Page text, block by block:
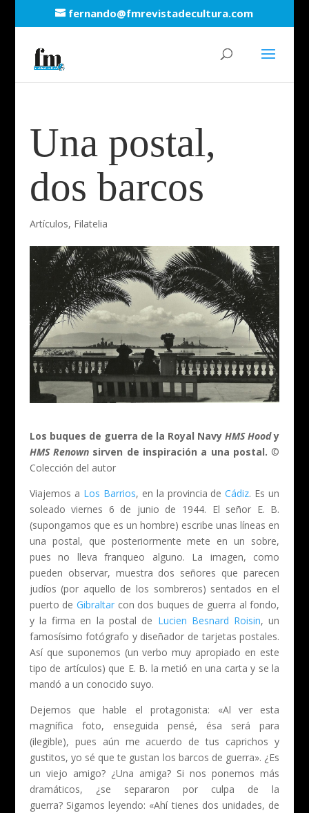
fernando@fmrevistadecultura.com
Una postal,
dos barcos
Artículos, Filatelia
Los buques de guerra de la Royal NavyHMS Hoody
HMS Renownsirven de inspiración a una postal.©
Colección del autor
Viajemos a Los Barrios, en la provincia deCádiz. Es un
soleado viernes 6 de junio de 1944. El señor E. B.
(supongamos que es un hombre) escribe unas líneas en
una postal, que posteriormente mete en un sobre,
pues no lleva franqueo alguno. La imagen, como
pueden observar, muestra dos señores que parecen
judíos (por aquello de los sombreros) sentados en el
puerto de Gibraltarcon dos buques de guerra al fondo,
y la firma en la postal de Lucien Besnard Roisin, un
famosísimo fotógrafo y diseñador de tarjetas postales.
Así que suponemos (un verbo muy apropiado en este
tipo de artículos) que E. B. la metió en una carta y se la
mandó a un conocido suyo.
Dejemos que hable el protagonista: «Al ver esta
magnífica foto, enseguida pensé, ésa será para
(ilegible), pues aún me acuerdo de tus caprichos y
gustitos, yo sé que te gustan los barcos de guerra». ¿Es
un viejo amigo? ¿Una amiga? Si nos ponemos más
dramáticos, ¿se separaron por culpa de la
guerra? Sigamos leyendo: «Ahí tienes dos unidades, de